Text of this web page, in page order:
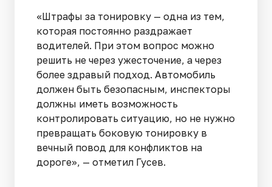
«Штрафы за тонировку — одна из тем,
которая постоянно раздражает
водителей. При этом вопрос можно
решить не через ужесточение, а через
более здравый подход. Автомобиль
должен быть безопасным, инспекторы
должны иметь возможность
контролировать ситуацию, но не нужно
превращать боковую тонировку в
вечный повод для конфликтов на
дороге», — отметил Гусев.